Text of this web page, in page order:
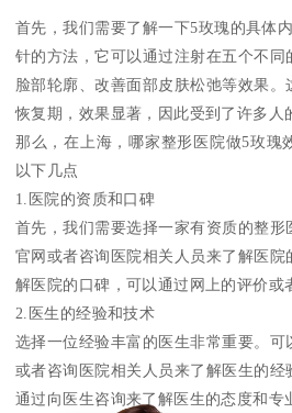
首先，我们需要了解一下5玫瑰的具体
针的方法，它可以通过注射在五个不
脸部轮廓、改善面部皮肤松弛等效果
恢复期，效果显著，因此受到了许多人
那么，在上海，哪家整形医院做5玫瑰
以下几点
1.医院的资质和口碑
首先，我们需要选择一家有资质的整形
官网或者咨询医院相关人员来了解医院
解医院的口碑，可以通过网上的评价或
2.医生的经验和技术
选择一位经验丰富的医生非常重要。
或者咨询医院相关人员来了解医生的经
通过向医生咨询来了解医生的态度和专